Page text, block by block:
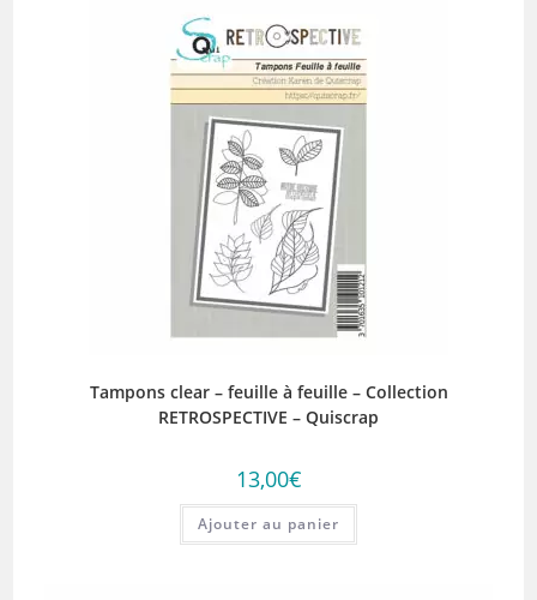
Tampons clear – feuille à feuille – Collection
RETROSPECTIVE – Quiscrap
13,00€
Ajouter au panier